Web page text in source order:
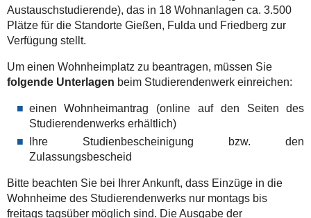
Austauschstudierende), das in 18 Wohnanlagen ca. 3.500
Plätze für die Standorte Gießen, Fulda und Friedberg zur
Verfügung stellt.
Um einen Wohnheimplatz zu beantragen, müssen Sie
folgende Unterlagen beim Studierendenwerk einreichen:
einen Wohnheimantrag (online auf den Seiten des
Studierendenwerks erhältlich)
Ihre Studienbescheinigung bzw. den
Zulassungsbescheid
Bitte beachten Sie bei Ihrer Ankunft, dass Einzüge in die
Wohnheime des Studierendenwerks nur montags bis
freitags tagsüber möglich sind. Die Ausgabe der